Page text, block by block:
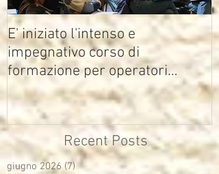
E' iniziato l'intenso e
impegnativo corso di
formazione per operatori
multimediali Avisco
Recent Posts
giugno 2026 (7) 7 post